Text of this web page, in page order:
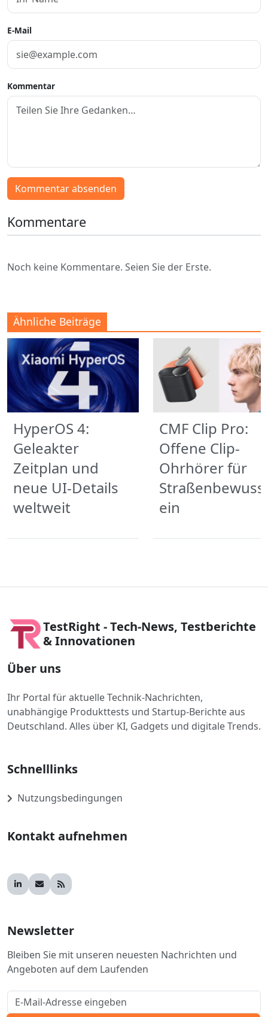
E-Mail
Kommentar
Kommentar absenden
Kommentare
Noch keine Kommentare. Seien Sie der Erste.
Ähnliche Beiträge
HyperOS 4:
Geleakter
Zeitplan und
neue UI-Details
weltweit
CMF Clip Pro:
Offene Clip-
Ohrhörer für
ein
TestRight - Tech-News, Testberichte
& Innovationen
Über uns
Ihr Portal für aktuelle Technik-Nachrichten,
unabhängige Produkttests und Startup-Berichte aus
Deutschland. Alles über KI, Gadgets und digitale Trends.
Schnelllinks
Nutzungsbedingungen
Kontakt aufnehmen
Newsletter
Bleiben Sie mit unseren neuesten Nachrichten und
Angeboten auf dem Laufenden